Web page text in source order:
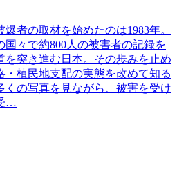
者の取材を始めたのは1983年。
々で約800人の被害者の記録を
を突き進む日本。その歩みを止め
・植民地支配の実態を改めて知る
くの写真を見ながら、被害を受け
…